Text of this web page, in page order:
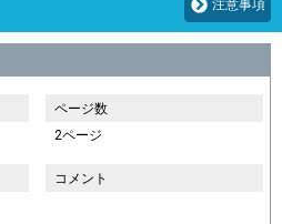
注意事項
ページ数
2ページ
コメント